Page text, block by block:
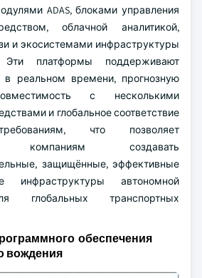
ADAS, блоками управления
облачной аналитикой,
и экосистемами инфраструктуры
платформы поддерживают
в реальном времени, прогнозную
с несколькими
и глобальное соответствие
что позволяет
компаниям создавать
защищённые, эффективные
инфраструктуры автономной
глобальных транспортных
обеспечения
вождения